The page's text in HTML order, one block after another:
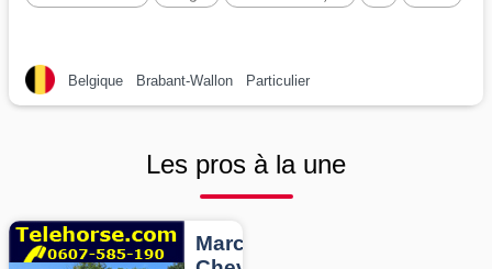
Belgique Brabant-Wallon Particulier
Les pros à la une
Marcheurs